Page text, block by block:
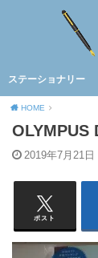
ステーショナリー
HOME
OLYMPUS
2019年7月21日
ポスト